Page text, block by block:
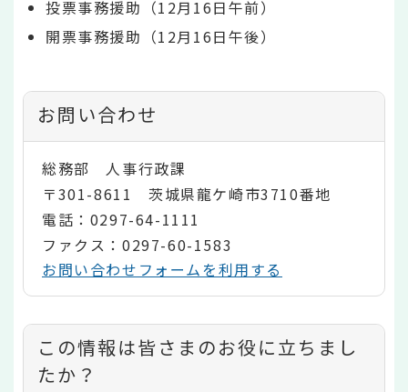
投票事務援助（12月16日午前）
開票事務援助（12月16日午後）
お問い合わせ
総務部 人事行政課
〒301-8611 茨城県龍ケ崎市3710番地
電話：0297-64-1111
ファクス：0297-60-1583
お問い合わせフォームを利用する
コ
ン
この情報は皆さまのお役に立ちまし
たか？